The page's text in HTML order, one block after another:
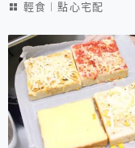
輕食︱點心宅配